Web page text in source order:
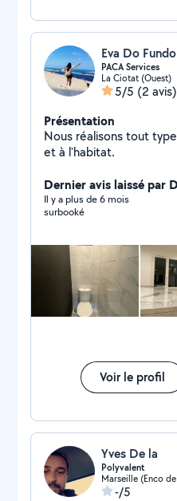
Eva Do Fundo
PACA Services
La Ciotat (Ouest)
5/5 (2 avis)
Présentation
Nous réalisons tout
et à l'habitat.
Dernier avis laissé par
Il y a plus de 6 mois
surbooké
Voir le profil
Yves De la
Polyvalent
Marseille (Enco
-/5